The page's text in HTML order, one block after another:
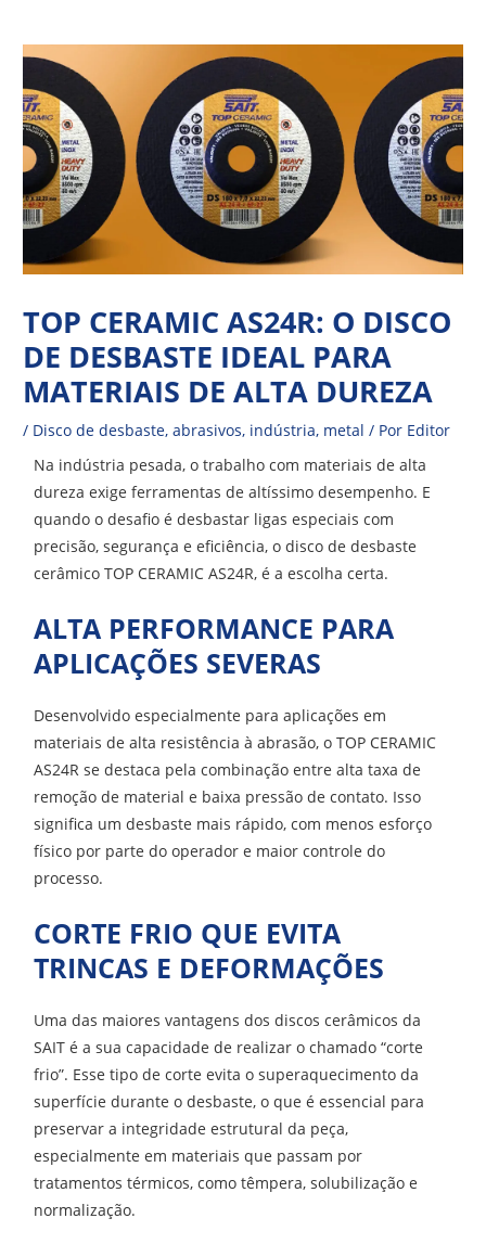
para
conteúdo
TOP CERAMIC AS24R: O DISCO
DE DESBASTE IDEAL PARA
MATERIAIS DE ALTA DUREZA
/ Disco de desbaste,abrasivos, indústria, metal / Por Editor
Na indústria pesada, o trabalho com materiais de alta
dureza exige ferramentas de altíssimo desempenho. E
quando o desafio é desbastar ligas especiais com
precisão, segurança e eficiência, o disco de desbaste
cerâmico TOP CERAMIC AS24R, é a escolha certa.
ALTA PERFORMANCE PARA
APLICAÇÕES SEVERAS
Desenvolvido especialmente para aplicações em
materiais de alta resistência à abrasão, o TOP CERAMIC
AS24R se destaca pela combinação entre alta taxa de
remoção de material e baixa pressão de contato. Isso
significa um desbaste mais rápido, com menos esforço
físico por parte do operador e maior controle do
processo.
CORTE FRIO QUE EVITA
TRINCAS E DEFORMAÇÕES
Uma das maiores vantagens dos discos cerâmicos da
SAIT é a sua capacidade de realizar o chamado “corte
frio”. Esse tipo de corte evita o superaquecimento da
superfície durante o desbaste, o que é essencial para
preservar a integridade estrutural da peça,
especialmente em materiais que passam por
tratamentos térmicos, como têmpera, solubilização e
normalização.
de